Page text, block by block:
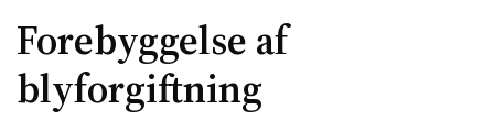
Forebyggelse af
blyforgiftning